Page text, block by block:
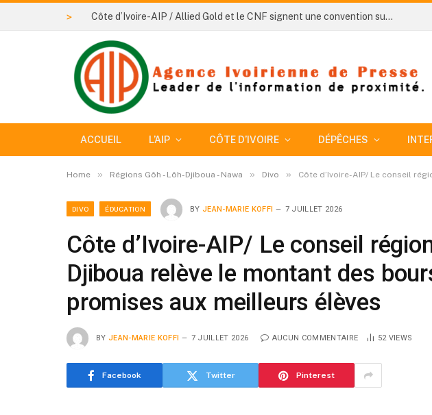
> Côte d’Ivoire-AIP / Allied Gold et le CNF signent une convention sur un projet de recherche sur la régénération des sols issus des activités minières
ACCUEIL L’AIP CÔTE D’IVOIRE DÉPÊCHES
Home » Régions Gôh - Lôh-Djiboua - Nawa » Divo » Côte d’Ivoire-AIP/ Le conseil
DIVO ÉDUCATION BY JEAN-MARIE KOFFI 7 JUILLET 2026
Côte d’Ivoire-AIP/ Le conseil
Djiboua relève le montant des
promises aux meilleurs élèves
BY JEAN-MARIE KOFFI 7 JUILLET 2026 AUCUN COMMENTAIRE 52 VIEWS
Facebook Twitter Pinterest